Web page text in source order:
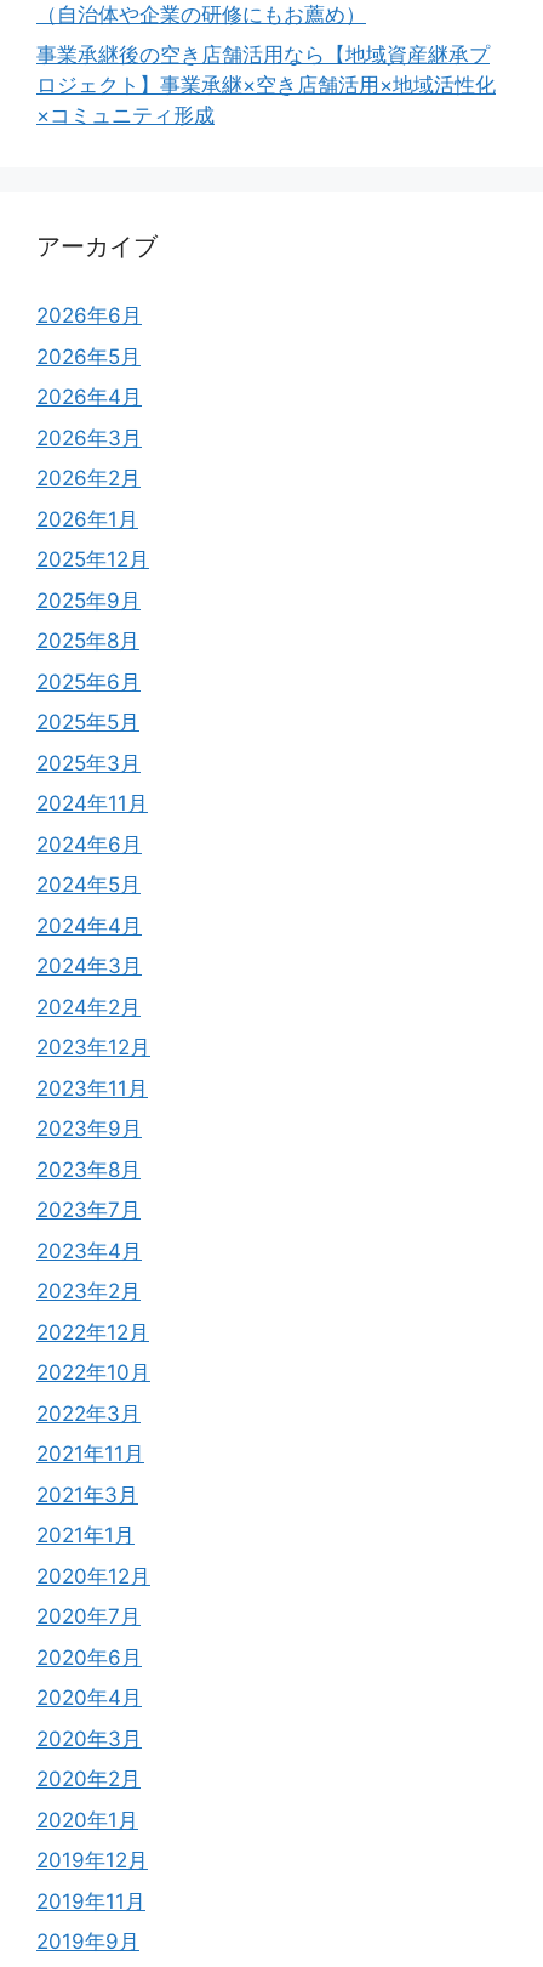
（自治体や企業の研修にもお薦め）
事業承継後の空き店舗活用なら【地域資産継承プ
ロジェクト】事業承継×空き店舗活用×地域活性化
×コミュニティ形成
アーカイブ
2026年6月
2026年5月
2026年4月
2026年3月
2026年2月
2026年1月
2025年12月
2025年9月
2025年8月
2025年6月
2025年5月
2025年3月
2024年11月
2024年6月
2024年5月
2024年4月
2024年3月
2024年2月
2023年12月
2023年11月
2023年9月
2023年8月
2023年7月
2023年4月
2023年2月
2022年12月
2022年10月
2022年3月
2021年11月
2021年3月
2021年1月
2020年12月
2020年7月
2020年6月
2020年4月
2020年3月
2020年2月
2020年1月
2019年12月
2019年11月
2019年9月